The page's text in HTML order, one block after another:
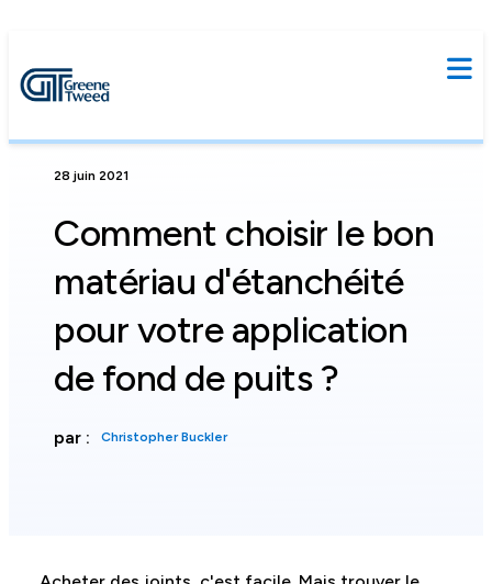
28 juin 2021
Comment choisir le bon
matériau d'étanchéité
pour votre application
de fond de puits ?
par : Christopher Buckler